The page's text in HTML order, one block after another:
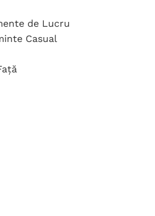
de Lucru
Casual